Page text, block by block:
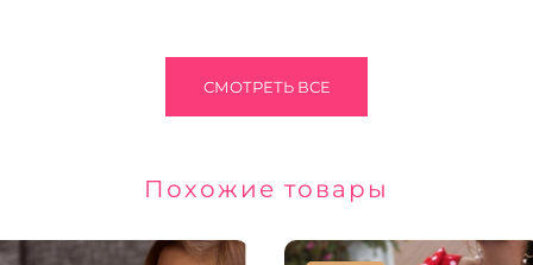
СМОТРЕТЬ ВСЕ
Похожие товары